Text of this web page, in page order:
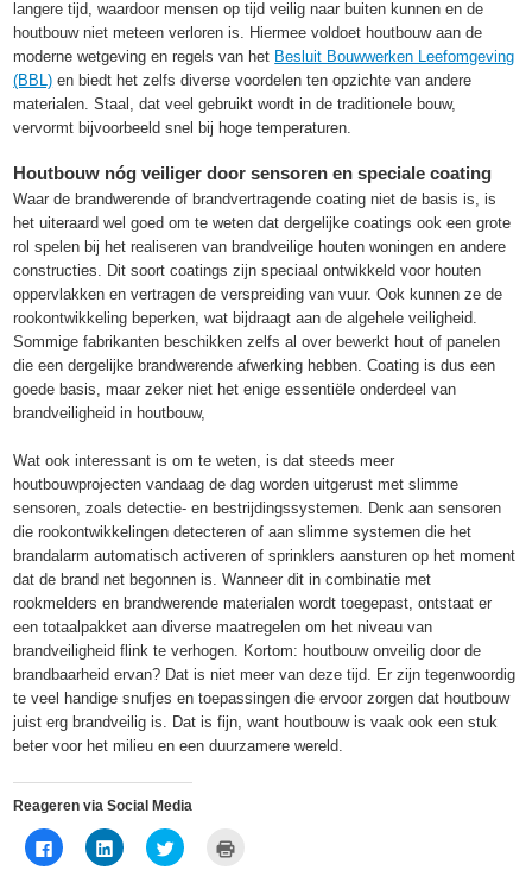
langere tijd, waardoor mensen op tijd veilig naar buiten kunnen en de
houtbouw niet meteen verloren is. Hiermee voldoet houtbouw aan de
moderne wetgeving en regels van het Besluit Bouwwerken Leefomgeving
(BBL) en biedt het zelfs diverse voordelen ten opzichte van andere
materialen. Staal, dat veel gebruikt wordt in de traditionele bouw,
vervormt bijvoorbeeld snel bij hoge temperaturen.
Houtbouw nóg veiliger door sensoren en speciale coating
Waar de brandwerende of brandvertragende coating niet de basis is, is
het uiteraard wel goed om te weten dat dergelijke coatings ook een grote
rol spelen bij het realiseren van brandveilige houten woningen en andere
constructies. Dit soort coatings zijn speciaal ontwikkeld voor houten
oppervlakken en vertragen de verspreiding van vuur. Ook kunnen ze de
rookontwikkeling beperken, wat bijdraagt aan de algehele veiligheid.
Sommige fabrikanten beschikken zelfs al over bewerkt hout of panelen
die een dergelijke brandwerende afwerking hebben. Coating is dus een
goede basis, maar zeker niet het enige essentiële onderdeel van
brandveiligheid in houtbouw,
Wat ook interessant is om te weten, is dat steeds meer
houtbouwprojecten vandaag de dag worden uitgerust met slimme
sensoren, zoals detectie- en bestrijdingssystemen. Denk aan sensoren
die rookontwikkelingen detecteren of aan slimme systemen die het
brandalarm automatisch activeren of sprinklers aansturen op het moment
dat de brand net begonnen is. Wanneer dit in combinatie met
rookmelders en brandwerende materialen wordt toegepast, ontstaat er
een totaalpakket aan diverse maatregelen om het niveau van
brandveiligheid flink te verhogen. Kortom: houtbouw onveilig door de
brandbaarheid ervan? Dat is niet meer van deze tijd. Er zijn tegenwoordig
te veel handige snufjes en toepassingen die ervoor zorgen dat houtbouw
juist erg brandveilig is. Dat is fijn, want houtbouw is vaak ook een stuk
beter voor het milieu en een duurzamere wereld.
Reageren via Social Media
Klik
om
Klik
om
Klik
om